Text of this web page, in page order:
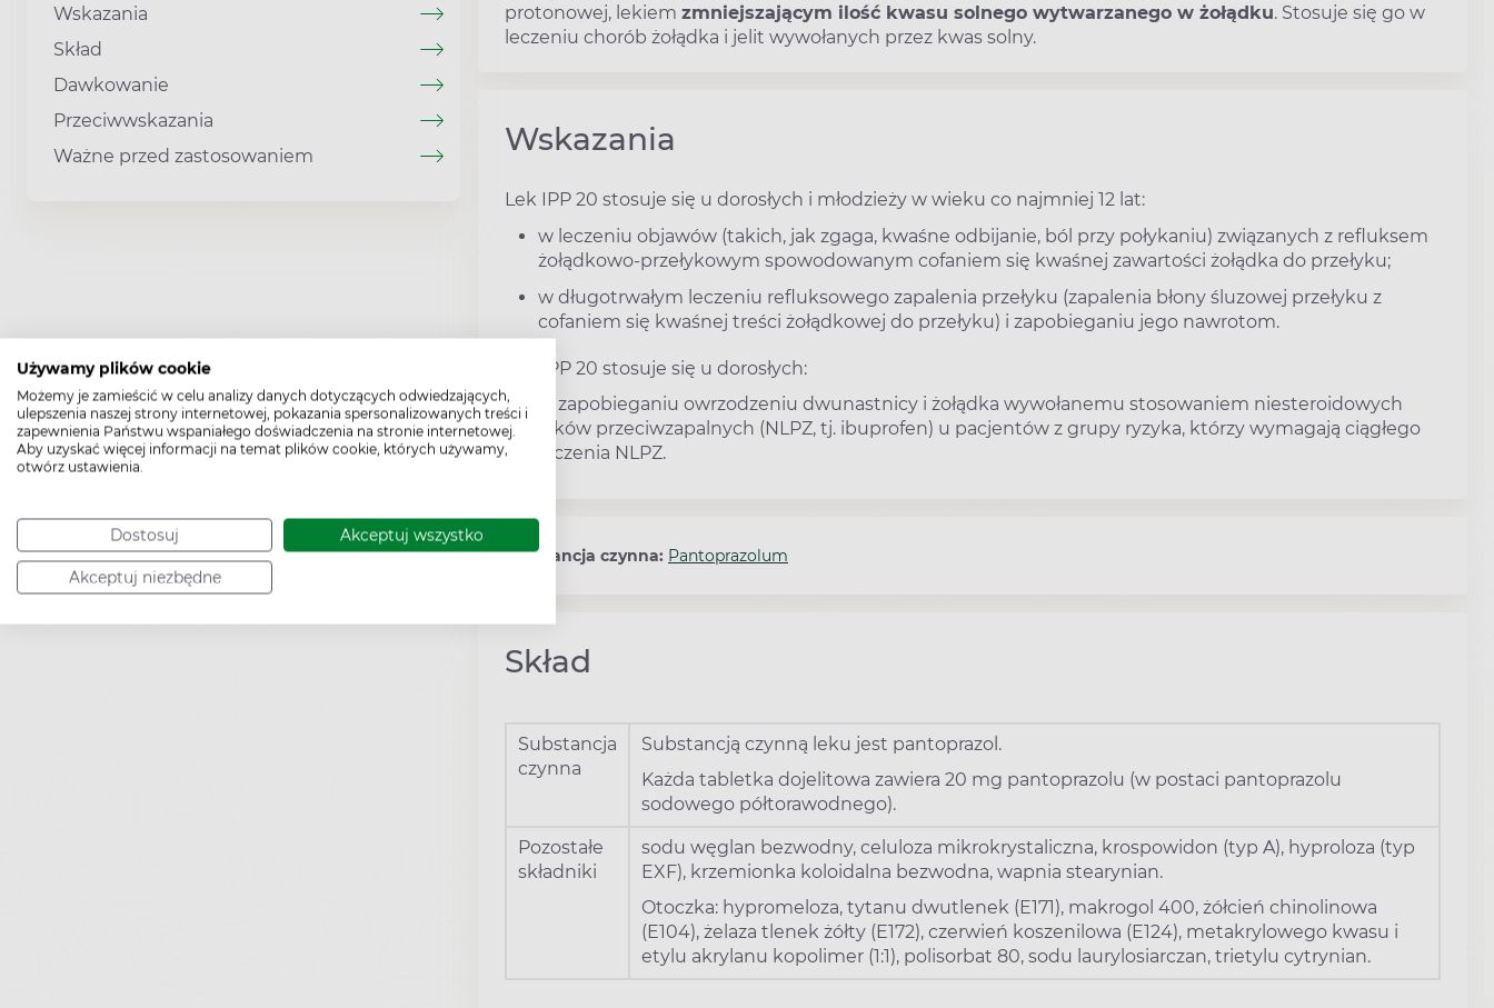
Używamy plików cookie
Możemy je zamieścić w celu analizy danych dotyczących odwiedzających,
ulepszenia naszej strony internetowej, pokazania spersonalizowanych treści i
zapewnienia Państwu wspaniałego doświadczenia na stronie internetowej.
Aby uzyskać więcej informacji na temat plików cookie, których używamy,
otwórz ustawienia.
Dostosuj Akceptuj wszystko
Akceptuj niezbędne
Wskazania
Skład
Dawkowanie
Przeciwwskazania
Ważne przed zastosowaniem
protonowej, lekiem zmniejszającym ilość kwasu solnego wytwarzanego w żołądku. Stosuje się go w
leczeniu chorób żołądka i jelit wywołanych przez kwas solny.
Wskazania
Lek IPP 20 stosuje się u dorosłych i młodzieży w wieku co najmniej 12 lat:
w leczeniu objawów (takich, jak zgaga, kwaśne odbijanie, ból przy połykaniu) związanych z refluksem
żołądkowo-przełykowym spowodowanym cofaniem się kwaśnej zawartości żołądka do przełyku;
w długotrwałym leczeniu refluksowego zapalenia przełyku (zapalenia błony śluzowej przełyku z
cofaniem się kwaśnej treści żołądkowej do przełyku) i zapobieganiu jego nawrotom.
Lek IPP 20 stosuje się u dorosłych:
w zapobieganiu owrzodzeniu dwunastnicy i żołądka wywołanemu stosowaniem niesteroidowych
leków przeciwzapalnych (NLPZ, tj. ibuprofen) u pacjentów z grupy ryzyka, którzy wymagają ciągłego
leczenia NLPZ.
Substancja czynna: Pantoprazolum
Skład
Substancja
czynna
Substancją czynną leku jest pantoprazol.
Każda tabletka dojelitowa zawiera 20 mg pantoprazolu (w postaci pantoprazolu
sodowego półtorawodnego).
Pozostałe
składniki
sodu węglan bezwodny, celuloza mikrokrystaliczna, krospowidon (typ A), hyproloza (typ
EXF), krzemionka koloidalna bezwodna, wapnia stearynian.
Otoczka: hypromeloza, tytanu dwutlenek (E171), makrogol 400, żółcień chinolinowa
(E104), żelaza tlenek żółty (E172), czerwień koszenilowa (E124), metakrylowego kwasu i
etylu akrylanu kopolimer (1:1), polisorbat 80, sodu laurylosiarczan, trietylu cytrynian.